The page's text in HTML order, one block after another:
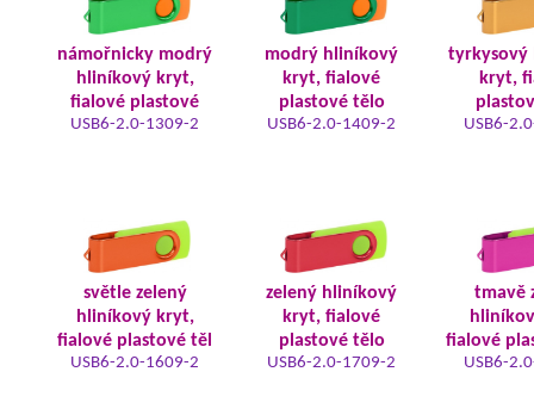
námořnicky modrý
hliníkový kryt,
fialové plastové
USB6-2.0-1309-2
modrý hliníkový
kryt, fialové
plastové tělo
USB6-2.0-1409-2
tyrkysový
kryt,
USB6-
světle zelený
hliníkový kryt,
fialové plastové těl
USB6-2.0-1609-2
zelený hliníkový
kryt, fialové
plastové tělo
USB6-2.0-1709-2
tmavě
fialové
USB6-